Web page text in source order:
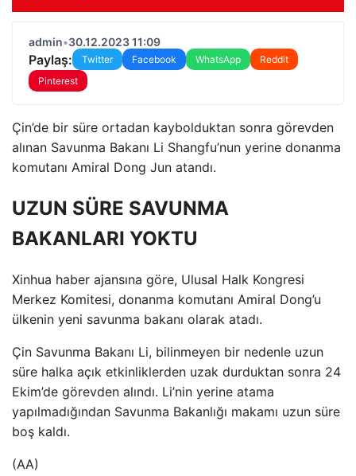
admin•30.12.2023 11:09
Paylaş: Twitter Facebook WhatsApp
Reddit
Pinterest
Çin’de bir süre ortadan kaybolduktan sonra görevden
alınan Savunma Bakanı Li Shangfu’nun yerine donanma
komutanı Amiral Dong Jun atandı.
UZUN SÜRE SAVUNMA
BAKANLARI YOKTU
Xinhua haber ajansına göre, Ulusal Halk Kongresi
Merkez Komitesi, donanma komutanı Amiral Dong’u
ülkenin yeni savunma bakanı olarak atadı.
Çin Savunma Bakanı Li, bilinmeyen bir nedenle uzun
süre halka açık etkinliklerden uzak durduktan sonra 24
Ekim’de görevden alındı. Li’nin yerine atama
yapılmadığından Savunma Bakanlığı makamı uzun süre
boş kaldı.
(AA)